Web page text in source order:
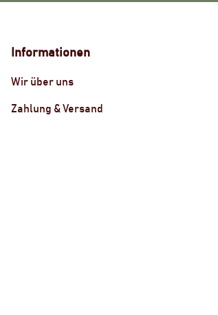
Informationen
Wir über uns
Zahlung & Versand